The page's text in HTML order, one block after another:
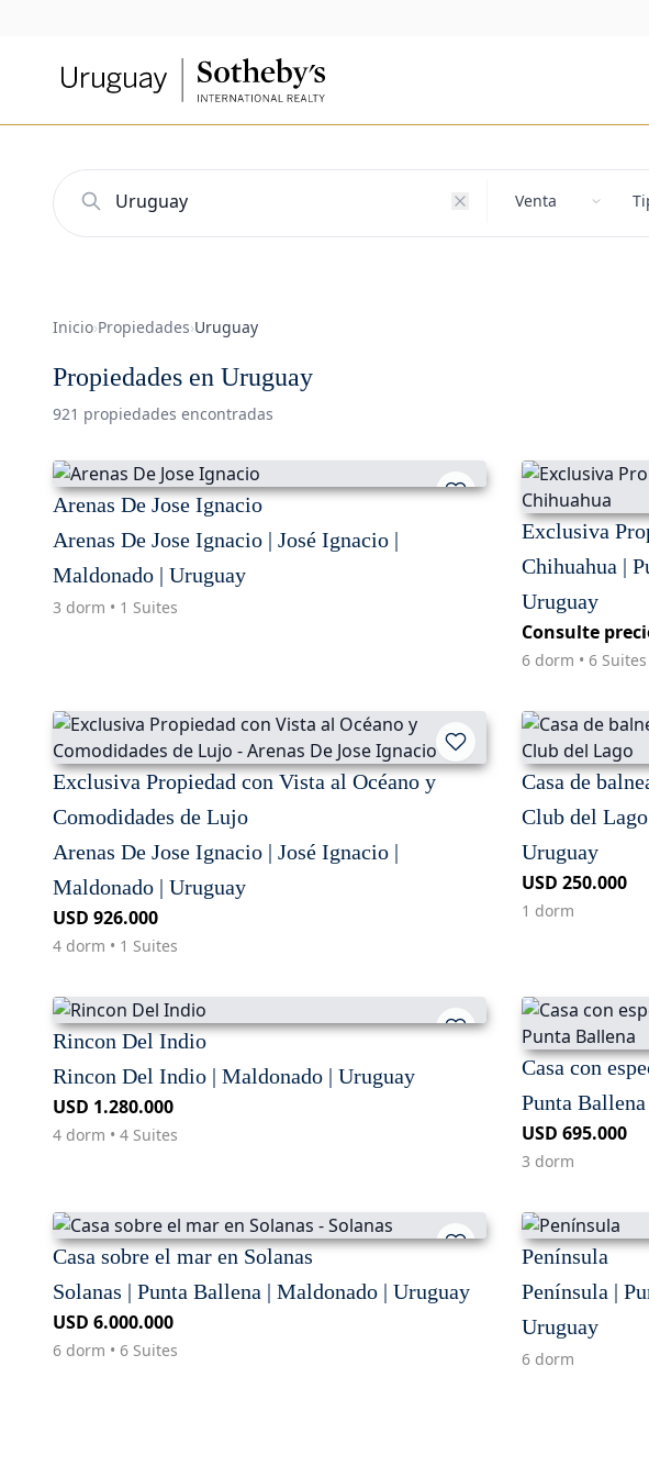
Inicio›Propiedades›Uruguay
Propiedades en Uruguay
921 propiedades encontradas
Arenas De Jose Ignacio
Arenas De Jose Ignacio | José Ignacio |
Maldonado | Uruguay
3 dorm • 1 Suites
Exclusiva
Chihuahua |
Uruguay
Consulte
6 dorm • 6 Suites
Exclusiva Propiedad con Vista al Océano y
Comodidades de Lujo
Arenas De Jose Ignacio | José Ignacio |
Maldonado | Uruguay
USD 926.000
4 dorm • 1 Suites
Casa de
Club del
Uruguay
USD 250.000
1 dorm
Rincon Del Indio
Rincon Del Indio | Maldonado | Uruguay
USD 1.280.000
4 dorm • 4 Suites
Casa con
Punta
USD 695.000
3 dorm
Casa sobre el mar en Solanas
Solanas | Punta Ballena | Maldonado | Uruguay
USD 6.000.000
6 dorm • 6 Suites
Península
Península |
Uruguay
6 dorm